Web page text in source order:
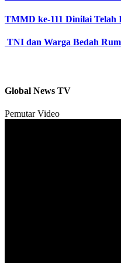
TMMD ke-111 Dinilai Telah
TNI dan Warga Bedah
Global News TV
Pemutar Video